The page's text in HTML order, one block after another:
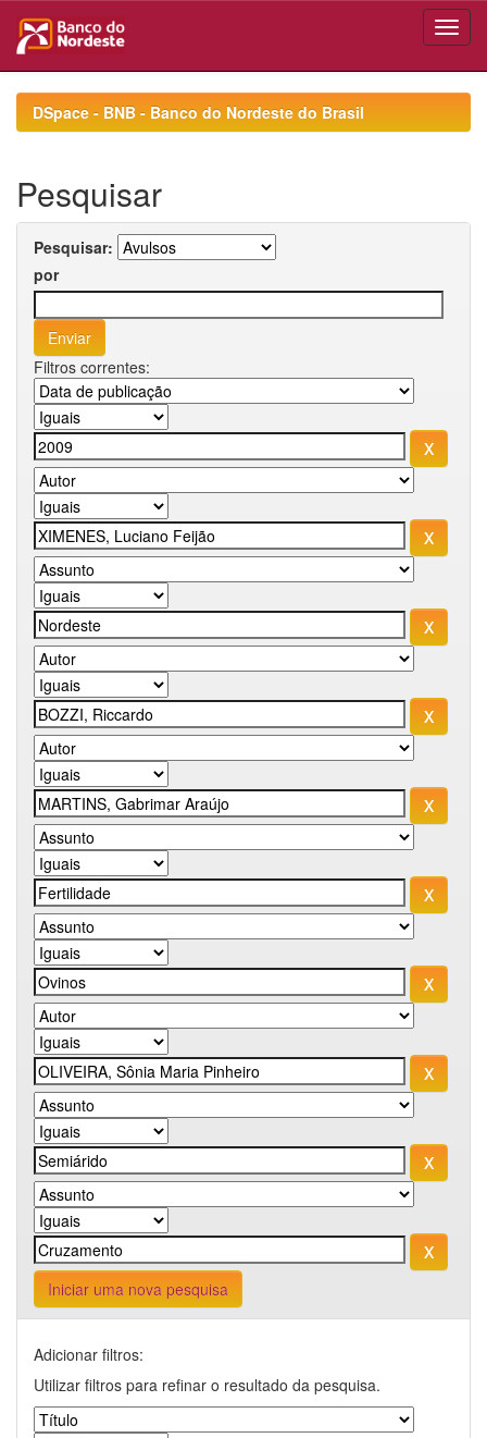
navigationDSpace - BNB - Banco do Nordeste do Brasil
Pesquisar
Pesquisar:
por
Filtros correntes:
Iniciar uma nova pesquisa
Adicionar filtros:
Utilizar filtros para refinar o resultado da pesquisa.